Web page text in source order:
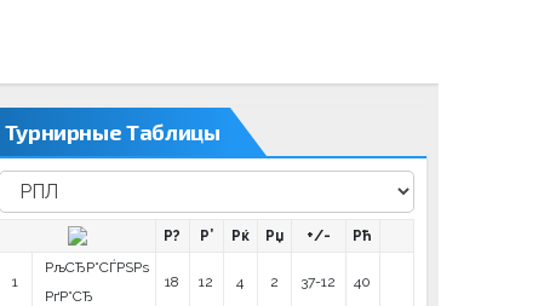
Турнирные Таблицы
Р? Р’ Рќ Рџ +/- Рћ
1
РљСЂР°СЃРЅРѕ
РґР°СЂ
18 12 4 2 37-12 40